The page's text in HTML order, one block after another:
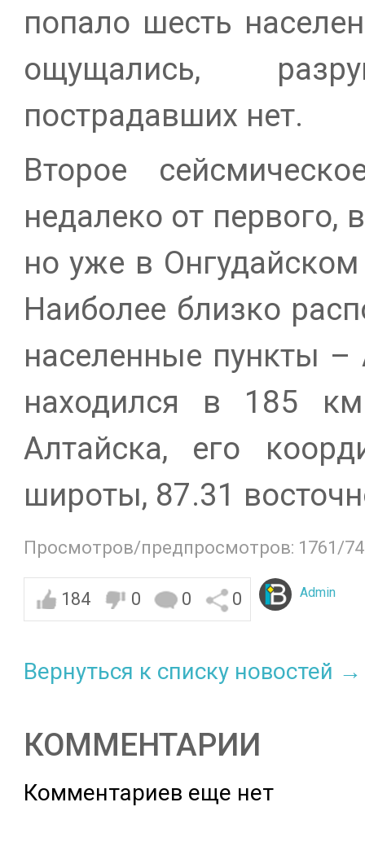
попало шесть
ощущались,
пострадавших нет.
Второе
недалеко от первого,
но уже в
Наиболее близко
населенные пункты
находился в 185 км
Алтайска, его
широты, 87.31
Просмотров/предпросмотров: 1761/74
184 0 0 0 Admin
Вернуться к списку новостей →
КОММЕНТАРИИ
Комментариев еще нет